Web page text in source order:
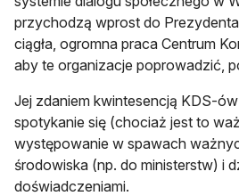
przychodzą wprost do
ciągła, ogromna praca Centrum
aby te organizacje poprowadzić,
Jej zdaniem kwintesencją KDS-
spotykanie się (chociaż jest to
występowanie w spawach
środowiska (np. do ministerstw) i
doświadczeniami.